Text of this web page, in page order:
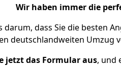
Wir haben immer die
dass Sie die besten
deutschlandweiten Umzug
jetzt das Formular aus, und